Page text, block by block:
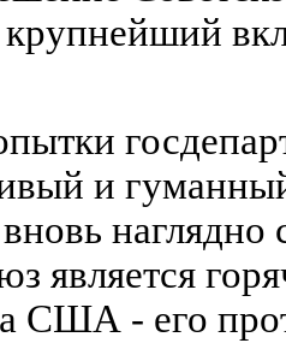
и
наглядно
является
США - его